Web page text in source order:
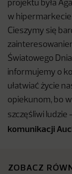
projektu była
w hipermarkecie
Cieszymy się
Światowego
informujemy o
ułatwiać życie
opiekunom, bo
szczęśliwi ludzie
komunikacji
ZOBACZ